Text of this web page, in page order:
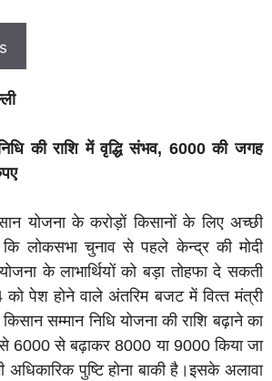
की राशि में वृद्धि संभव, 6000 की जगह
योजना के करोड़ों किसानों के लिए अच्छी
लोकसभा चुनाव से पहले केन्द्र की मोदी
के लाभार्थियों को बड़ा तोहफा दे सकती
पेश होने वाले अंतरिम बजट में व‍ित्‍त मंत्री
किसान सम्मान निधि योजना की राशि बढ़ाने का
6000 से बढ़ाकर 8000 या 9000 किया जा
पुष्टि होना बाकी है।इसके अलावा